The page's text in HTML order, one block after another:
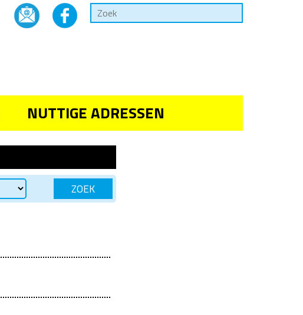
NUTTIGE ADRESSEN